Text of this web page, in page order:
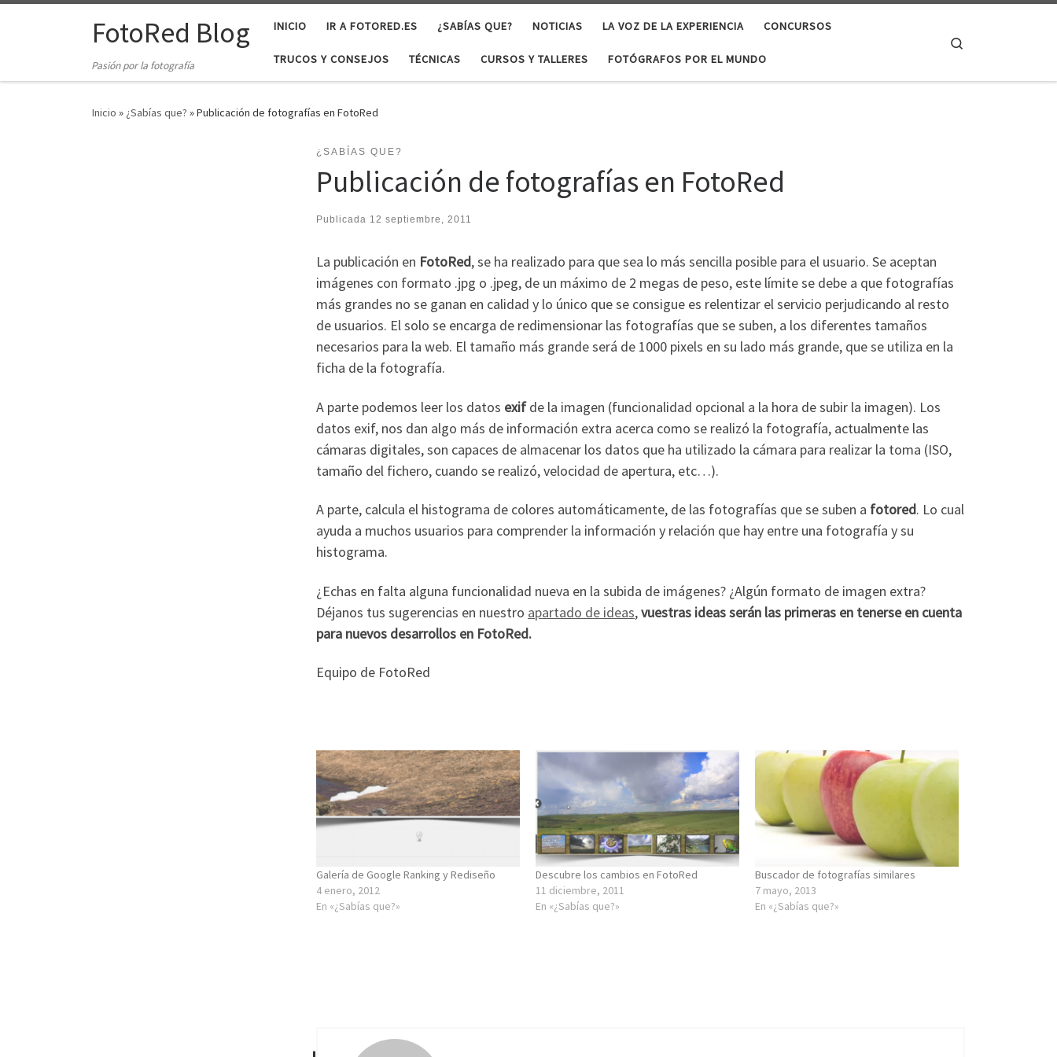
Saltar al contenidoFotoRed Blog
Pasión por la fotografía
INICIO IR A FOTORED.ES ¿SABÍAS QUE? NOTICIAS LA VOZ DE LA EXPERIENCIA CONCURSOS
TRUCOS Y CONSEJOS TÉCNICAS CURSOS Y TALLERES FOTÓGRAFOS POR EL MUNDO
Inicio » ¿Sabías que? »Publicación de fotografías en FotoRed
¿SABÍAS QUE?
Publicación de fotografías en FotoRed
Publicada 12 septiembre, 2011
La publicación en FotoRed, se ha realizado para que sea lo más sencilla posible para el usuario. Se aceptan
imágenes con formato .jpg o .jpeg, de un máximo de 2 megas de peso, este límite se debe a que fotografías
más grandes no se ganan en calidad y lo único que se consigue es relentizar el servicio perjudicando al resto
de usuarios. El solo se encarga de redimensionar las fotografías que se suben, a los diferentes tamaños
necesarios para la web. El tamaño más grande será de 1000 pixels en su lado más grande, que se utiliza en la
ficha de la fotografía.
A parte podemos leer los datos exifde la imagen (funcionalidad opcional a la hora de subir la imagen). Los
datos exif, nos dan algo más de información extra acerca como se realizó la fotografía, actualmente las
cámaras digitales, son capaces de almacenar los datos que ha utilizado la cámara para realizar la toma (ISO,
tamaño del fichero, cuando se realizó, velocidad de apertura, etc…).
A parte, calcula el histograma de colores automáticamente, de las fotografías que se suben a fotored. Lo cual
ayuda a muchos usuarios para comprender la información y relación que hay entre una fotografía y su
histograma.
¿Echas en falta alguna funcionalidad nueva en la subida de imágenes? ¿Algún formato de imagen extra?
Déjanos tus sugerencias en nuestro apartado de ideas,vuestras ideas serán las primeras en tenerse en cuenta
para nuevos desarrollos en FotoRed.
Equipo de FotoRed
Galería de Google Ranking y Rediseño
4 enero, 2012
En «¿Sabías que?»
Descubre los cambios en FotoRed
11 diciembre, 2011
En «¿Sabías que?»
Buscador de fotografías similares
7 mayo, 2013
En «¿Sabías que?»